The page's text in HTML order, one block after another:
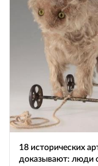
18 исторических
доказывают: люди